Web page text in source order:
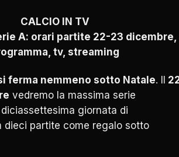
CALCIO IN TV
A: orari partite 22-23 dicembre,
tv, streaming
ferma nemmeno sotto Natale. Il
vedremo la massima serie
giornata di
dieci partite come regalo sotto